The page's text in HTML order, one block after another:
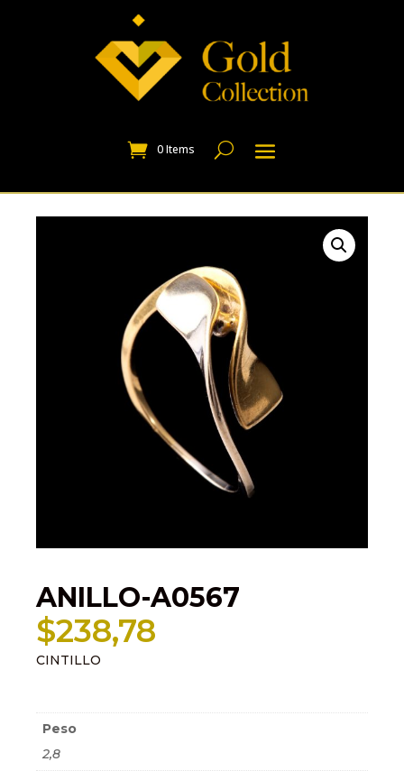
0 Items
ANILLO-A0567
$238,78
CINTILLO
Peso
2,8